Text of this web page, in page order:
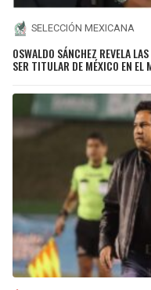
SELECCIÓN MEXICANA
OSWALDO SÁNCHEZ REVELA
SER TITULAR DE MÉXICO EN